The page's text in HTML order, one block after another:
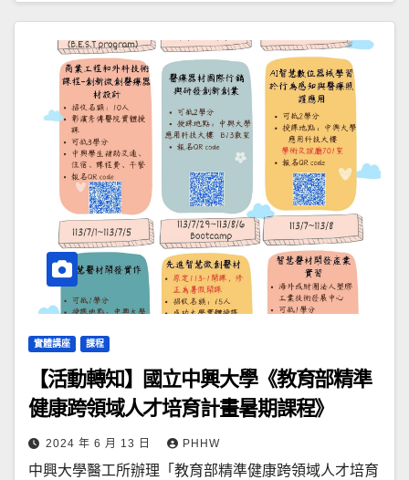
實體講座 課程
【活動轉知】國立中興大學《教育部精準
健康跨領域人才培育計畫暑期課程》
2024 年 6 月 13 日 PHHW
中興大學醫工所辦理「教育部精準健康跨領域人才培育